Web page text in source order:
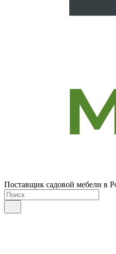
Поставщик садовой мебели в